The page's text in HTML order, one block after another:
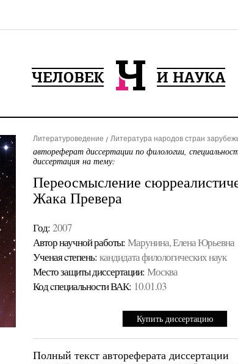
Литературоведение Литература народов стран
автореферат диссертации по филологии,
диссертация на тему:
Переосмысление
Жака Превера
Год: 2007
Автор научной работы: Марунина, Елена Юрьевна
Ученая cтепень: кандидата филологических наук
Место защиты диссертации: Москва
Код cпециальности ВАК: 10.01.03
Купить диссертацию
Полный текст автореферата диссертации